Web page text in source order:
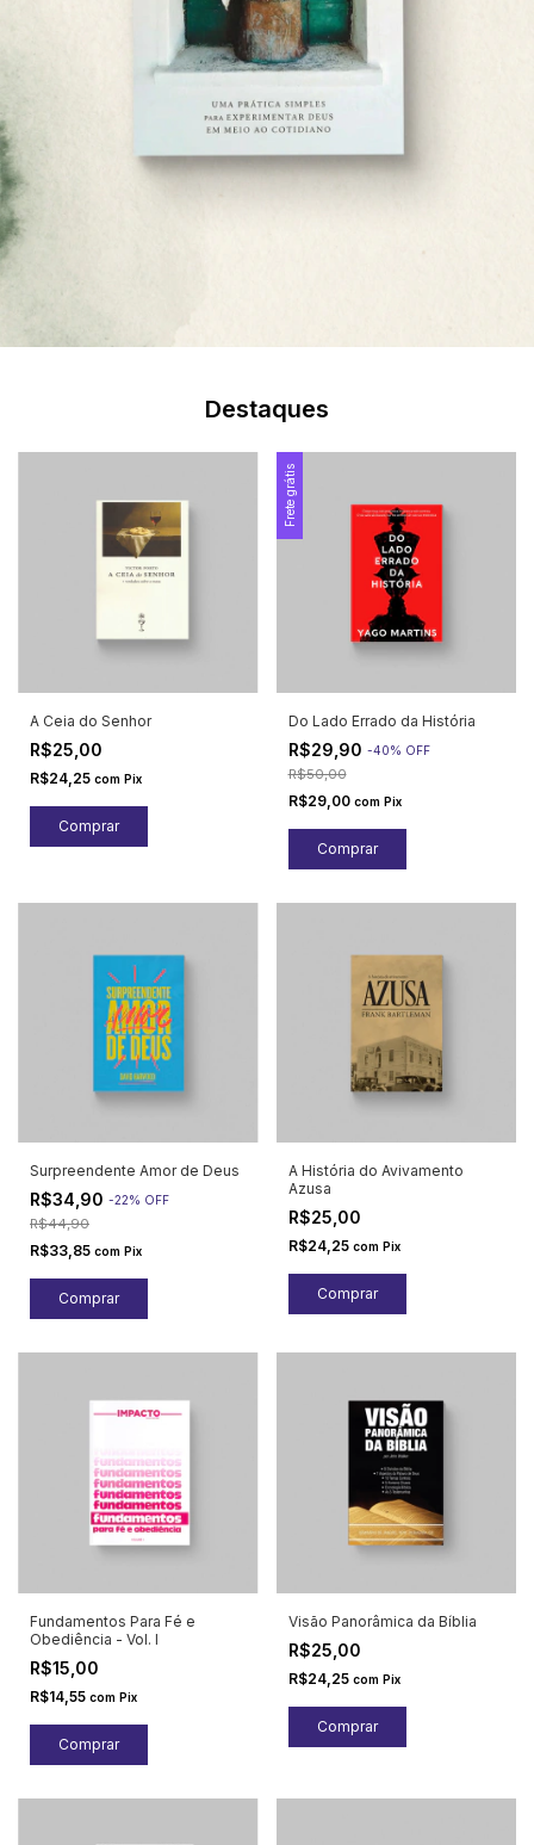
Destaques
A Ceia do Senhor
R$25,00
R$24,25 com Pix
Frete grátis
Do Lado Errado da História
R$29,90 -40% OFF
R$50,00
R$29,00 com Pix
Surpreendente Amor de Deus
R$34,90 -22% OFF
R$44,90
R$33,85 com Pix
A História do Avivamento
Azusa
R$25,00
R$24,25 com Pix
Fundamentos Para Fé e
Obediência - Vol. I
R$15,00
R$14,55 com Pix
Visão Panorâmica da Bíblia
R$25,00
R$24,25 com Pix